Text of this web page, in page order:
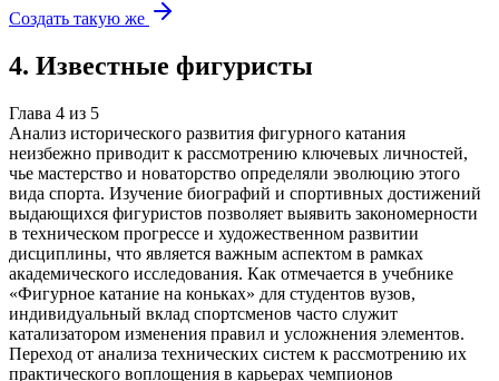
Создать такую же
4. Известные фигуристы
Глава 4 из 5
Анализ исторического развития фигурного катания
неизбежно приводит к рассмотрению ключевых личностей,
чье мастерство и новаторство определяли эволюцию этого
вида спорта. Изучение биографий и спортивных достижений
выдающихся фигуристов позволяет выявить закономерности
в техническом прогрессе и художественном развитии
дисциплины, что является важным аспектом в рамках
академического исследования. Как отмечается в учебнике
«Фигурное катание на коньках» для студентов вузов,
индивидуальный вклад спортсменов часто служит
катализатором изменения правил и усложнения элементов.
Переход от анализа технических систем к рассмотрению их
практического воплощения в карьерах чемпионов